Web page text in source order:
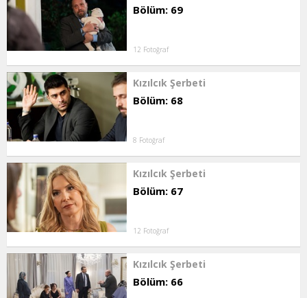
Bölüm: 69
12 Fotoğraf
Kızılcık Şerbeti
Bölüm: 68
8 Fotoğraf
Kızılcık Şerbeti
Bölüm: 67
12 Fotoğraf
Kızılcık Şerbeti
Bölüm: 66